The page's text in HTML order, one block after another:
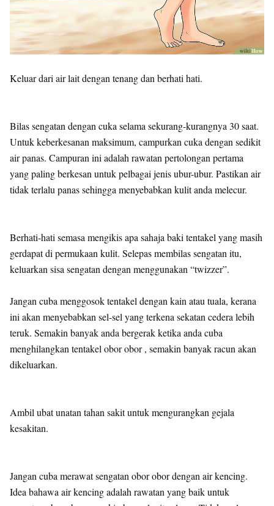
Keluar dari air lait dengan tenang dan berhati hati.
Bilas sengatan dengan cuka selama sekurang-kurangnya 30 saat.
Untuk keberkesanan maksimum, campurkan cuka dengan sedikit
air panas. Campuran ini adalah rawatan pertolongan pertama
yang paling berkesan untuk pelbagai jenis ubur-ubur. Pastikan air
tidak terlalu panas sehingga menyebabkan kulit anda melecur.
Berhati-hati semasa mengikis apa sahaja baki tentakel yang masih
gerdapat di permukaan kulit. Selepas membilas sengatan itu,
keluarkan sisa sengatan dengan menggunakan “twizzer”.
Jangan cuba menggosok tentakel dengan kain atau tuala, kerana
ini akan menyebabkan sel-sel yang terkena sekatan cedera lebih
teruk. Semakin banyak anda bergerak ketika anda cuba
menghilangkan tentakel obor obor , semakin banyak racun akan
dikeluarkan.
Ambil ubat unatan tahan sakit untuk mengurangkan gejala
kesakitan.
Jangan cuba merawat sengatan obor obor dengan air kencing.
Idea bahawa air kencing adalah rawatan yang baik untuk